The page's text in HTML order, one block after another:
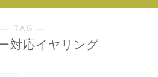
― TAG ―
対応イヤリング